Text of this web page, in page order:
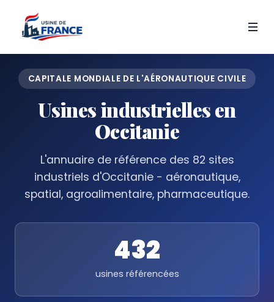
CAPITALE MONDIALE DE L'AÉRONAUTIQUE CIVILE
Usines industrielles en
Occitanie
L'annuaire de référence des 82 sites
industriels d'Occitanie - aéronautique,
spatial, agroalimentaire, pharmaceutique.
432
usines référencées